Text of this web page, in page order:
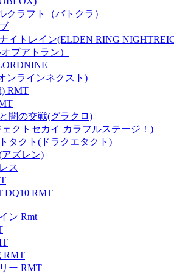
クラフト（バトクラ）
イトレイン(ELDEN RING
ブアトラン）
ンラインネクスト)
RMT
闇の交戦(グラクロ)
クトセカイ カラフルステージ！)
タクト(ドラクエタクト)
ズレン)
ス
RMT
ン Rmt
RMT
ー RMT